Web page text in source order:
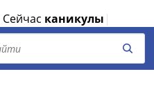
Сейчас каникулы |